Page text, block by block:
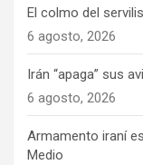
El colmo del
6 agosto, 2026
Irán “apaga” sus
6 agosto, 2026
Armamento iraní
Medio